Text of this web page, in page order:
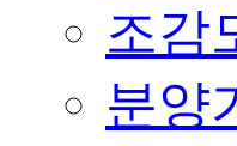
조감
분양